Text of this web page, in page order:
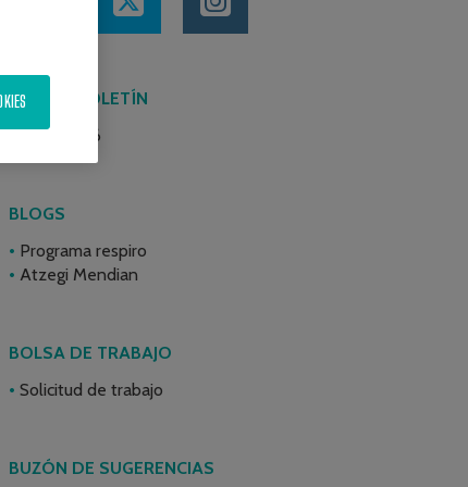
ÚLTIMO BOLETÍN
Junio 2026
BLOGS
Programa respiro
Atzegi Mendian
BOLSA DE TRABAJO
Solicitud de trabajo
BUZÓN DE SUGERENCIAS